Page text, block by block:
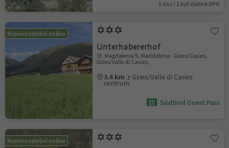
1 noc / 1 byt Včetně DPH
Rezervovatelné online
Unterhabererhof
St. Magdalena/S. Maddalena - Gsies/Casies,
Gsies/Valle di Casies,
3.4 km z Gsies/Valle di Casies
centrum
Südtirol Guest Pass
Rezervovatelné online